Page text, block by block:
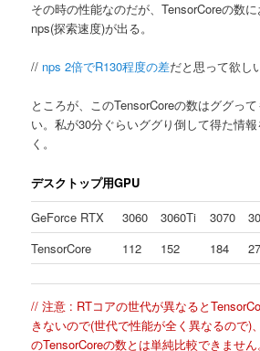
その時の性能なのだが、TensorCoreの数
nps(探索速度)が出る。
// nps 2倍でR130程度の差だと思って欲し
ところが、このTensorCoreの数はググっ
い。私が30分ぐらいググり倒して得た情
く。
デスクトップ用GPU
GeForce RTX 3060 3060Ti 3070
TensorCore
112 152 184
// 注意 : RTコアの世代が異なると
きないので(世代で性能が全く異なるので)
のTensorCoreの数とは単純比較できません。